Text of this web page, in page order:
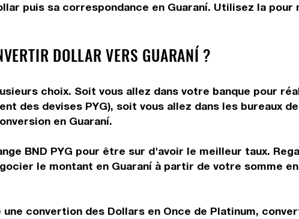
puis sa correspondance en Guaraní. Utilisez la pour
DOLLAR VERS GUARANÍ ?
choix. Soit vous allez dans votre banque pour
des devises PYG), soit vous allez dans les bureaux
en Guaraní.
BND PYG pour être sur d'avoir le meilleur taux.
le montant en Guaraní à partir de votre somme
convertion des Dollars en Once de Platinum,